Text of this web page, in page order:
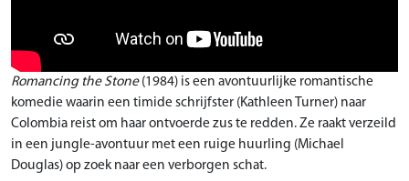
Romancing the Stone(1984) is een avontuurlijke romantische
komedie waarin een timide schrijfster (Kathleen Turner) naar
Colombia reist om haar ontvoerde zus te redden. Ze raakt verzeild
in een jungle-avontuur met een ruige huurling (Michael
Douglas) op zoek naar een verborgen schat.